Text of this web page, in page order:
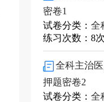
密卷1
试卷分类： 全
练习次数：8次
全科主治
押题密卷2
试卷分类： 全